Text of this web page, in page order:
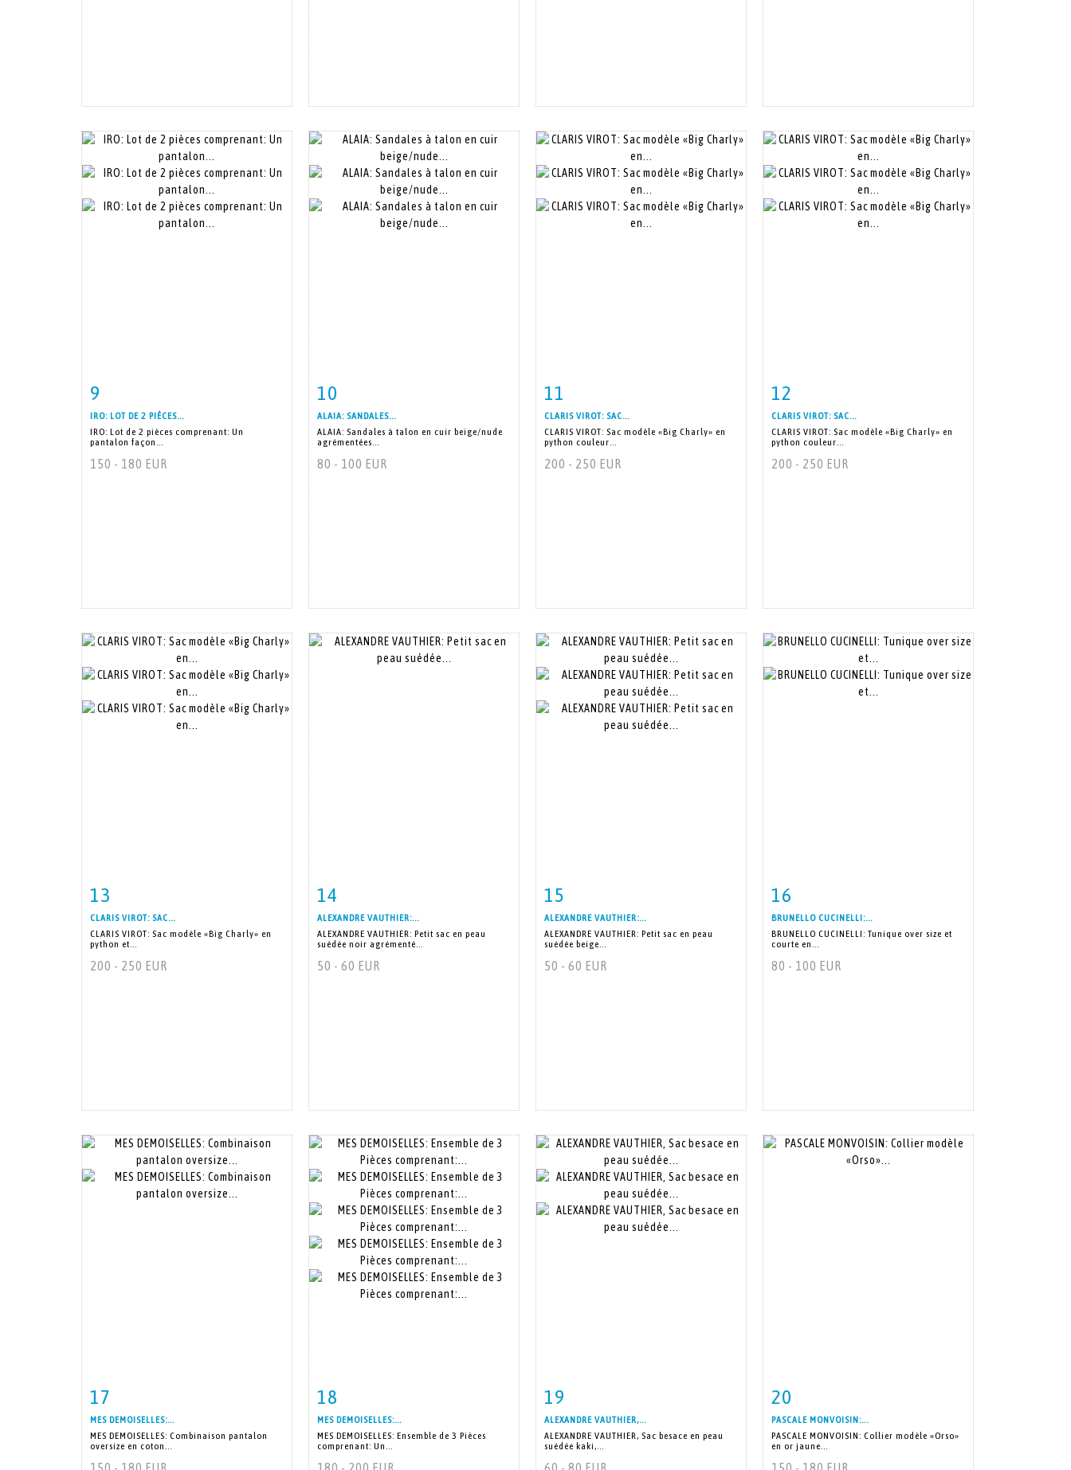
9
IRO: LOT DE 2 PIÈCES...
IRO: Lot de 2 pièces comprenant: Un
pantalon façon...
150 - 180 EUR
Fiche détaillée
10
ALAIA: SANDALES...
ALAIA: Sandales à talon en cuir beige/nude
agrémentées...
80 - 100 EUR
Fiche détaillée
11
CLARIS VIROT: SAC...
CLARIS VIROT: Sac modèle «Big Charly» en
python couleur...
200 - 250 EUR
Fiche détaillée
12
CLARIS VIROT: SAC...
CLARIS VIROT: Sac modèle «Big Charly» en
python couleur...
200 - 250 EUR
Fiche détaillée
13
CLARIS VIROT: SAC...
CLARIS VIROT: Sac modèle «Big Charly» en
python et...
200 - 250 EUR
Fiche détaillée
14
ALEXANDRE VAUTHIER:...
ALEXANDRE VAUTHIER: Petit sac en peau
suédée noir agrémenté...
50 - 60 EUR
Fiche détaillée
15
ALEXANDRE VAUTHIER:...
ALEXANDRE VAUTHIER: Petit sac en peau
suédée beige...
50 - 60 EUR
Fiche détaillée
16
BRUNELLO CUCINELLI:...
BRUNELLO CUCINELLI: Tunique over size et
courte en...
80 - 100 EUR
Fiche détaillée
17
MES DEMOISELLES:...
MES DEMOISELLES: Combinaison pantalon
oversize en coton...
Fiche détaillée
18
MES DEMOISELLES:...
MES DEMOISELLES: Ensemble de 3 Pièces
comprenant: Un...
Fiche détaillée
19
ALEXANDRE VAUTHIER,...
ALEXANDRE VAUTHIER, Sac besace en peau
suédée kaki,...
Fiche détaillée
20
PASCALE MONVOISIN:...
PASCALE MONVOISIN: Collier modèle «Orso»
en or jaune...